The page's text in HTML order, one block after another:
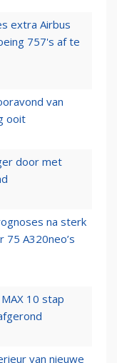
extra Airbus
757's af te
van
ooit
door met
na sterk
75 A320neo’s
10 stap
van nieuwe